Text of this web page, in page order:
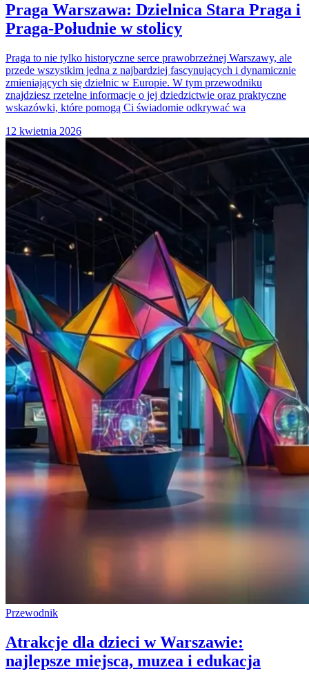
Praga Warszawa: Dzielnica Stara Praga i
Praga-Południe w stolicy
Praga to nie tylko historyczne serce prawobrzeżnej Warszawy, ale
przede wszystkim jedna z najbardziej fascynujących i dynamicznie
zmieniających się dzielnic w Europie. W tym przewodniku
znajdziesz rzetelne informacje o jej dziedzictwie oraz praktyczne
wskazówki, które pomogą Ci świadomie odkrywać wa
12 kwietnia 2026
Przewodnik
Atrakcje dla dzieci w Warszawie:
najlepsze miejsca, muzea i edukacja